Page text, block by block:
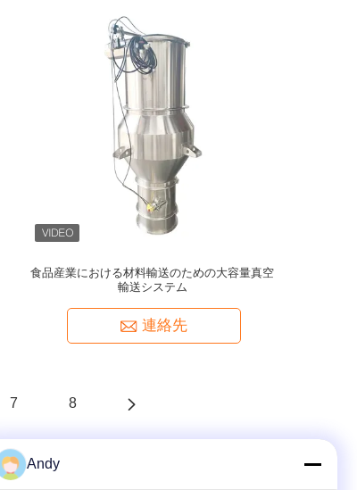
食品産業における材料輸送のための大容量真空
輸送システム
連絡先
7 8
Andy